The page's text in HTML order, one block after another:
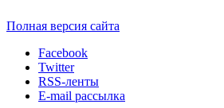
Полная версия сайта
Facebook
Twitter
RSS-ленты
E-mail рассылка